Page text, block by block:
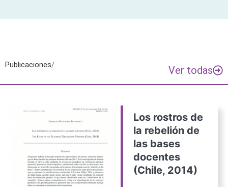
Publicaciones/ Ver todas
Los rostros de
la rebelión de
las bases
docentes
(Chile, 2014)